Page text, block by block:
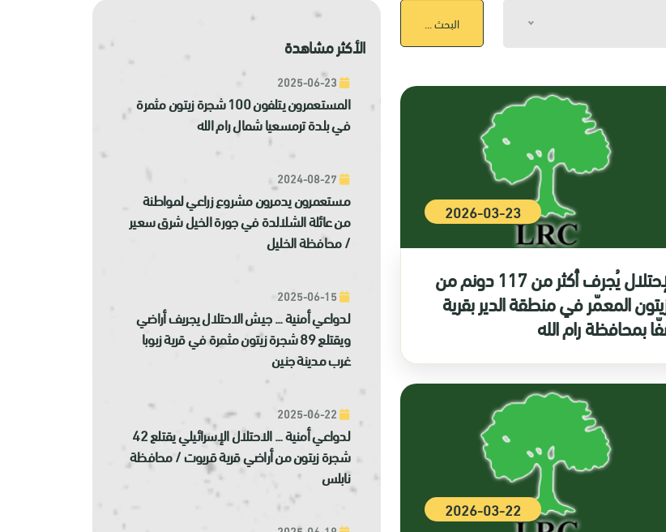
البحث ...
2026-03-23
الإحتلال يُجرف أكثر من 117 دونم من
المعمّر في منطقة الدير بقرية
بمحافظة رام الله
2026-03-22
الأكثر مشاهدة
المستعمرون يتلفون 100 شجرة زيتون مثمرة
في بلدة ترمسعيا شمال رام الله
مستعمرون يدمرون مشروع زراعي لمواطنة
من عائلة الشلالدة في جورة الخيل شرق سعير
/ محافظة الخليل
لدواعي أمنية ... جيش الاحتلال يجريف أراضي
ويقتلع 89 شجرة زيتون مثمرة في قرية زبوبا
غرب مدينة جنين
لدواعي أمنية ... الاحتلال الإسرائيلي يقتلع 42
شجرة زيتون من أراضي قرية قريوت / محافظة
نابلس